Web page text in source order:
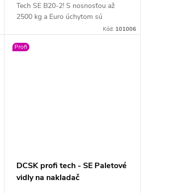
Tech SE B20-2! S nosnosťou až
2500 kg a Euro úchytom sú
stvorené pre najťažšie náklady na
nastaviteľné lyžiny zaručia stabilitu a
Kód: 101006
Profi
DCSK profi tech - SE Paletové
vidly na nakladač